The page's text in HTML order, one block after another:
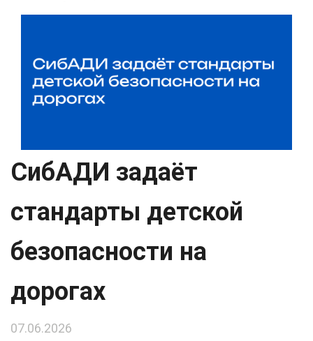
СибАДИ задаёт
стандарты детской
безопасности на
дорогах
07.06.2026